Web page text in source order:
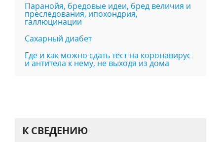
Паранойя, бредовые идеи, бред величия и
преследования, ипохондрия,
галлюцинации
Сахарный диабет
Где и как можно сдать тест на коронавирус
и антитела к нему, не выходя из дома
К СВЕДЕНИЮ